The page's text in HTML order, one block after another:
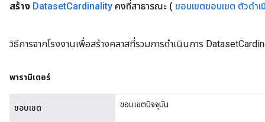
สร้าง DatasetCardinality คงที่สาธารณะ ( ขอบเขตขอบเขต ตัวดำเ
วิธีการจากโรงงานเพื่อสร้างคลาสที่รวมการดำเนินการ
พารามิเตอร์
ขอบเขต ขอบเขตปัจจุบัน